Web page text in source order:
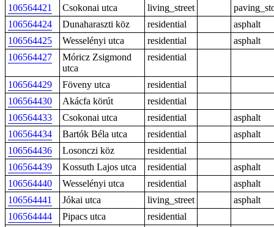
106564421
Csokonai utca living_street
106564424
Dunaharaszti köz residential
asphalt
106564425
Wesselényi utca residential
asphalt
106564427
Móricz Zsigmond
utca
residential
106564429 Föveny utca
residential
106564430
Akácfa körút
residential
106564433
Csokonai utca residential
asphalt
106564434
Bartók Béla utca residential
asphalt
106564436
Losonczi köz
residential
106564439
Kossuth Lajos utca residential
asphalt
106564440
Wesselényi utca residential
asphalt
106564441
Jókai utca living_street
asphalt
106564444
Pipacs utca
residential